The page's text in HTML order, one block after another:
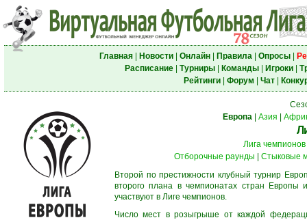
Главная| Новости| Онлайн| Правила| Опросы|
Расписание| Турниры| Команды| Игроки|
Рейтинги| Форум Чат|
Европа
Азия
Лига чемпионов
Отборочные раунды
Стыковые
Второй по престижности клубный турнир
второго плана в чемпионатах стран Европы
участвуют в Лиге чемпионов.
Число мест в розыгрыше от каждой